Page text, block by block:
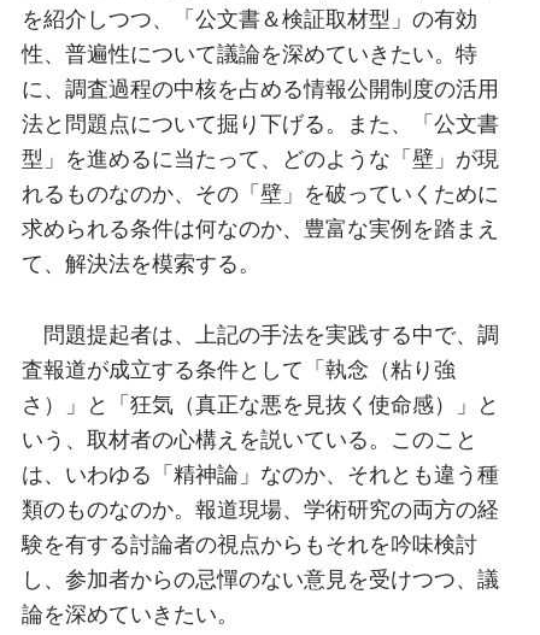
を紹介しつつ、「公文書＆検証取材型」の有効
性、普遍性について議論を深めていきたい。特
に、調査過程の中核を占める情報公開制度の活用
法と問題点について掘り下げる。また、「公文書
型」を進めるに当たって、どのような「壁」が現
れるものなのか、その「壁」を破っていくために
求められる条件は何なのか、豊富な実例を踏まえ
て、解決法を模索する。
問題提起者は、上記の手法を実践する中で、調
査報道が成立する条件として「執念（粘り強
さ）」と「狂気（真正な悪を見抜く使命感）」と
いう、取材者の心構えを説いている。このこと
は、いわゆる「精神論」なのか、それとも違う種
類のものなのか。報道現場、学術研究の両方の経
験を有する討論者の視点からもそれを吟味検討
し、参加者からの忌憚のない意見を受けつつ、議
論を深めていきたい。